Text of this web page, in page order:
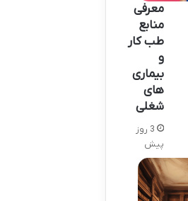
معرفی
منابع
طب کار
و
بیماری‌
های
شغلی
3 روز
پیش